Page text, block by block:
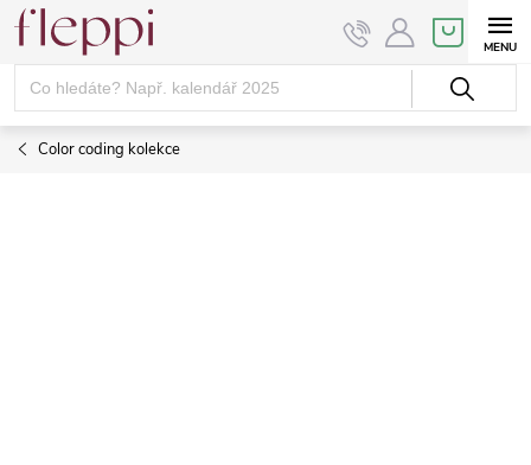
Přejít
obsah
NÁKUPNÍ
KOŠÍK
Color coding kolekce